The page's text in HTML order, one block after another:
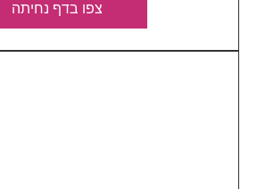
צפו בדף נחיתה